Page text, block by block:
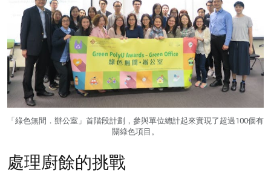
「綠色無間．辦公室」首階段計劃，參與單位總計起來實現了超過100個有
關綠色項目。
處理廚餘的挑戰